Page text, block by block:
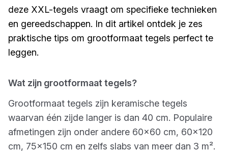
deze XXL-tegels vraagt om specifieke technieken
en gereedschappen. In dit artikel ontdek je zes
praktische tips om grootformaat tegels perfect te
leggen.
Wat zijn grootformaat tegels?
Grootformaat tegels zijn keramische tegels
waarvan één zijde langer is dan 40 cm. Populaire
afmetingen zijn onder andere 60x60 cm, 60x120
cm, 75x150 cm en zelfs slabs van meer dan 3 m².